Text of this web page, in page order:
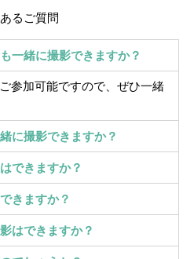
るご質問
一緒に撮影できますか？
参加可能ですので、ぜひ一緒
に撮影できますか？
できますか？
きますか？
はできますか？